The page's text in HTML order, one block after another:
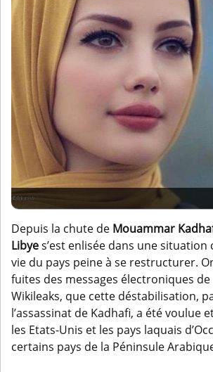
Depuis la chute de Mouammar
Libyes’est enlisée dans une situation
vie du pays peine à se restructurer.
fuites des messages électroniques
Wikileaks, que cette déstabilisation,
l’assassinat de Kadhafi, a été voulue
les Etats-Unis et les pays laquais
certains pays de la Péninsule